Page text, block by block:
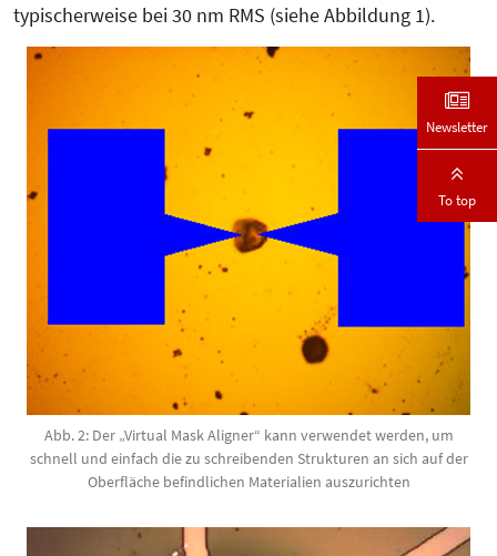
typischerweise bei 30 nm RMS (siehe Abbildung 1).
Abb. 2: Der „Virtual Mask Aligner“ kann ver­wen­det werden, um
schnell und einfach die zu schreibenden Strukturen an sich auf der
Ober­fläche befindlichen Materialien auszurichten
Newsletter
To top